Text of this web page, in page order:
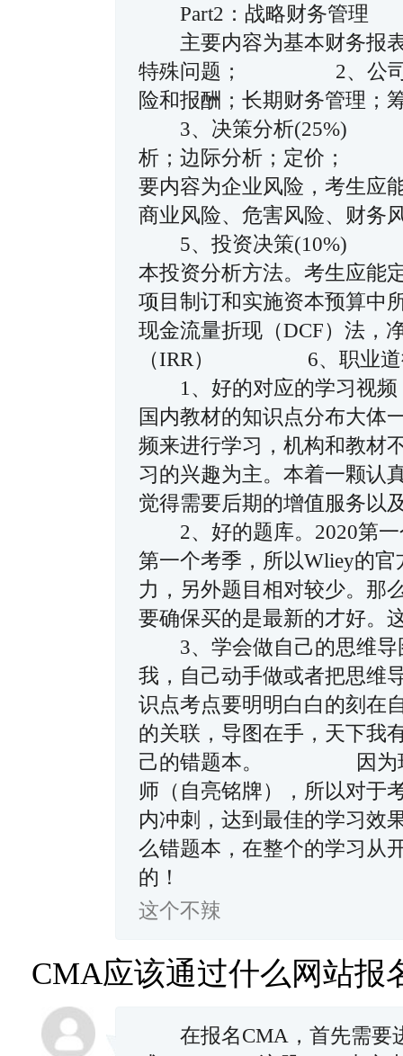
Part2：战略财务管
主要内容为基本财务报表
特殊问题； 2、公
险和报酬；长期财务管理
3、决策分析(25%)
析；边际分析；定
要内容为企业风险，考生应
商业风险、危害风险、财
5、投资决策(10%)
本投资分析方法。考生应能
项目制订和实施资本预算中
现金流量折现（DCF）法，
（IRR） 6、职
1、好的对应的学习视频
国内教材的知识点分布大体
频来进行学习，机构和教材
习的兴趣为主。本着一颗认
觉得需要后期的增值服务
2、好的题库。2020第一
第一个考季，所以Wliey的
力，另外题目相对较少。那
要确保买的是最新的才好
3、学会做自己的思维导
我，自己动手做或者把思维
识点考点要明明白白的刻在
的关联，导图在手，天
己的错题本。 因为现阶
师（自亮铭牌），所以对于
内冲刺，达到最佳的学习效
么错题本，在整个的学习从
的！
这个不辣
CMA应该通过什么网站报
在报名CMA，首先需要